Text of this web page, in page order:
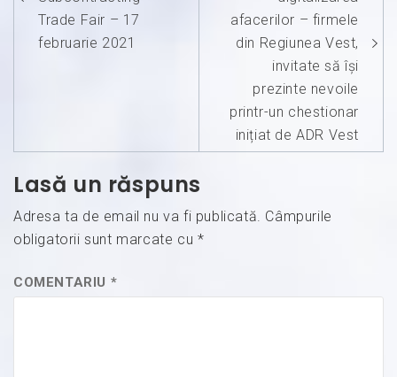
Trade Fair – 17
februarie 2021
afacerilor – firmele
din Regiunea Vest,
invitate să își
prezinte nevoile
printr-un chestionar
inițiat de ADR Vest
Lasă un răspuns
Adresa ta de email nu va fi publicată. Câmpurile
obligatorii sunt marcate cu *
COMENTARIU *